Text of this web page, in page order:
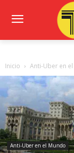
Inicio Anti-Uber en
Anti-Uber en el Mundo